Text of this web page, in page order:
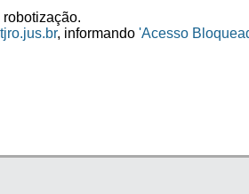
, informando 'Acesso